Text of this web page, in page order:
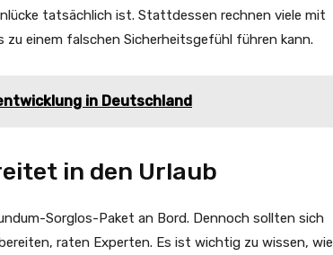
tatsächlich ist. Stattdessen rechnen viele mit
einem falschen Sicherheitsgefühl führen kann.
in Deutschland
in den Urlaub
Sorglos-Paket an Bord. Dennoch sollten sich
raten Experten. Es ist wichtig zu wissen, wie